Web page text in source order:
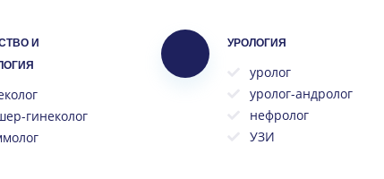
И
гинеколог
УРОЛОГИЯ
уролог
уролог-андролог
нефролог
УЗИ